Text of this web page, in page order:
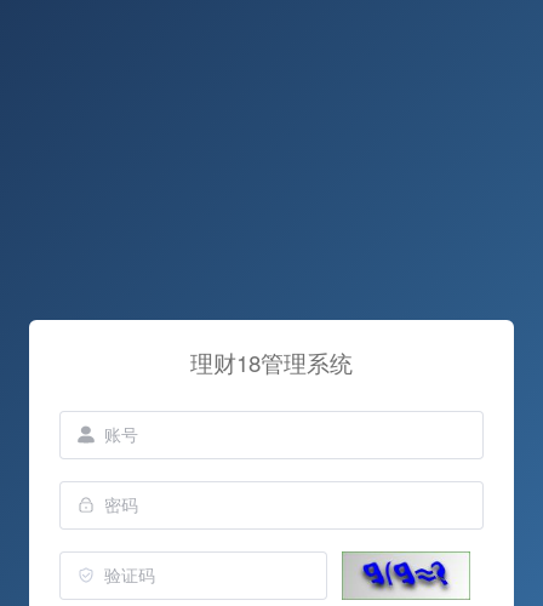
理财18管理系统